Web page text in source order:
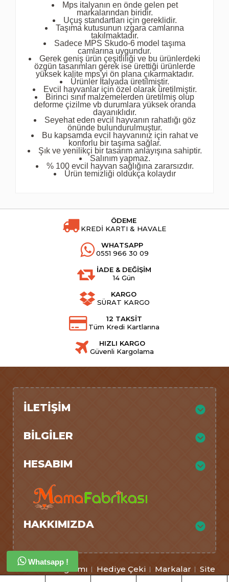
Mps italyanın en önde gelen pet
markalarından biridir.
Uçuş standartları için gereklidir.
Taşıma kutusunun ızgara camlarına
takılmaktadır.
Sadece MPS Skudo-6 model taşıma
camlarına uygundur.
Gerek geniş ürün çeşitliliği ve bu ürünlerdeki
özgün tasarımları gerek ise ürettiği ürünlerde
yüksek kalite mps'yi ön plana çıkarmaktadır.
Ürünler İtalyada üretilmiştir.
Evcil hayvanlar için özel olarak üretilmiştir.
Birinci sınıf malzemelerden üretilmiş olup
deforme çizilme vb durumlara yüksek oranda
dayanıklıdır.
Seyehat eden evcil hayvanın rahatlığı göz
önünde bulundurulmuştur.
Bu kapsamda evcil hayvanınız için rahat ve
konforlu bir taşıma sağlar.
Şık ve yenilikçi bir tasarım anlayışına sahiptir.
Salınım yapmaz.
% 100 evcil hayvan sağlığına zararsızdır.
Ürün temizliği oldukça kolaydır
Whatsapp !
ÖDEME
KREDİ KARTI & HAVALE
WHATSAPP
0551 966 30 09
İADE & DEĞİŞİM
14 Gün
KARGO
SÜRAT KARGO
12 TAKSİT
Tüm Kredi Kartlarına
HIZLI KARGO
Güvenli Kargolama
İLETIŞIM
BILGILER
HESABIM
HAKKIMIZDA
Ortaklık Programı Hediye Çeki Markalar
Site